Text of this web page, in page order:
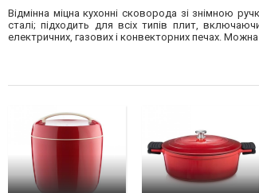
Відмінна міцна кухонні сковорода зі знімною
сталі; підходить для всіх типів плит,
електричних, газових і конвекторних печах.